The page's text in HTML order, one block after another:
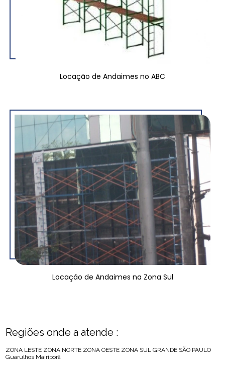
Locação de Andaimes no ABC
Locação de Andaimes na Zona Sul
Regiões onde a atende :
ZONA LESTE ZONA NORTE ZONA OESTE ZONA SUL GRANDE SÃO PAULO
Guarulhos Mairiporã